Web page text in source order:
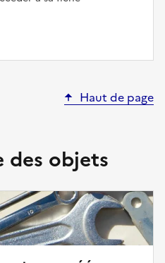
Haut de page
des objets